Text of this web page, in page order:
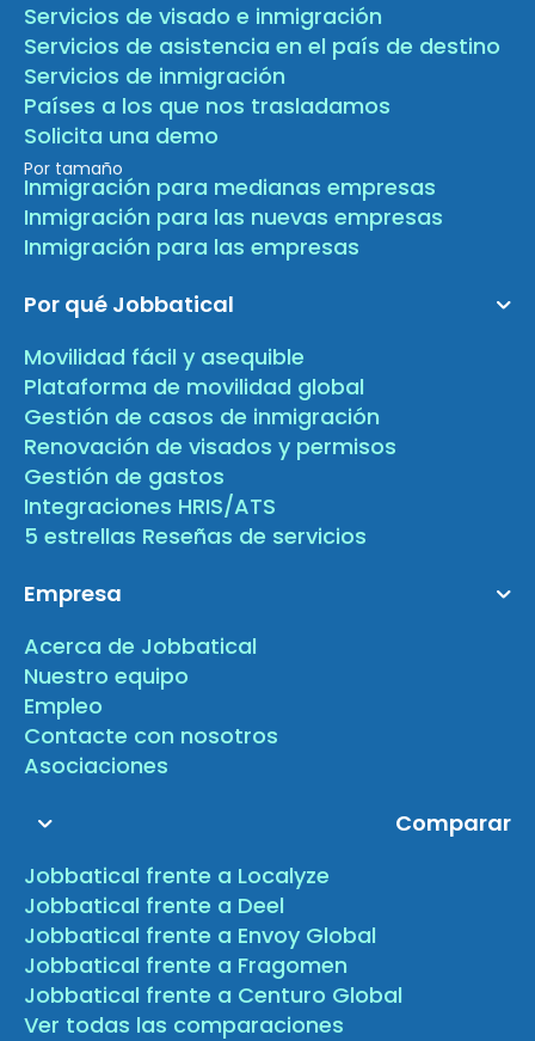
Servicios de visado e inmigración
Servicios de asistencia en el país de destino
Servicios de inmigración
Países a los que nos trasladamos
Solicita una demo
Por tamaño
Inmigración para medianas empresas
Inmigración para las nuevas empresas
Inmigración para las empresas
Por qué Jobbatical
Movilidad fácil y asequible
Plataforma de movilidad global
Gestión de casos de inmigración
Renovación de visados y permisos
Gestión de gastos
Integraciones HRIS/ATS
5 estrellas Reseñas de servicios
Empresa
Acerca de Jobbatical
Nuestro equipo
Empleo
Contacte con nosotros
Asociaciones
Comparar
Jobbatical frente a Localyze
Jobbatical frente a Deel
Jobbatical frente a Envoy Global
Jobbatical frente a Fragomen
Jobbatical frente a Centuro Global
Ver todas las comparaciones